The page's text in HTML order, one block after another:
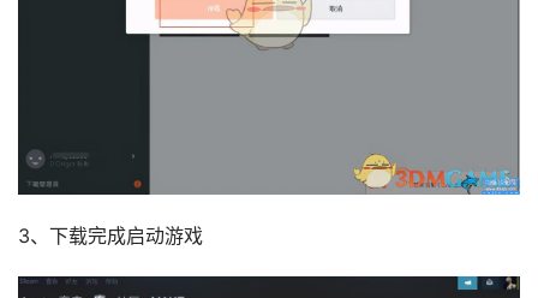
3、下载完成启动游戏